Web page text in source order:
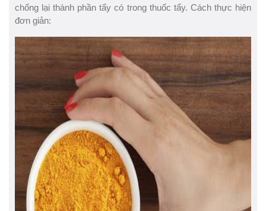
chống lại thành phần tẩy có trong thuốc tẩy. Cách thực hiện
đơn giản: